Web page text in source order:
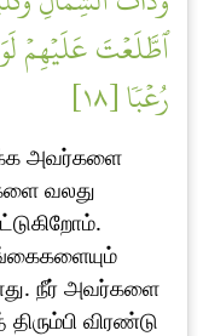
ٱطَّلَعۡتَ عَلَيۡهِمۡ
رُعۡبٗا [١٨]
அவர்களை
வலது
நீர் அவர்களை
விரண்டு